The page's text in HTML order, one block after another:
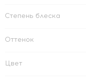
Степень блеска
Оттенок
Цвет